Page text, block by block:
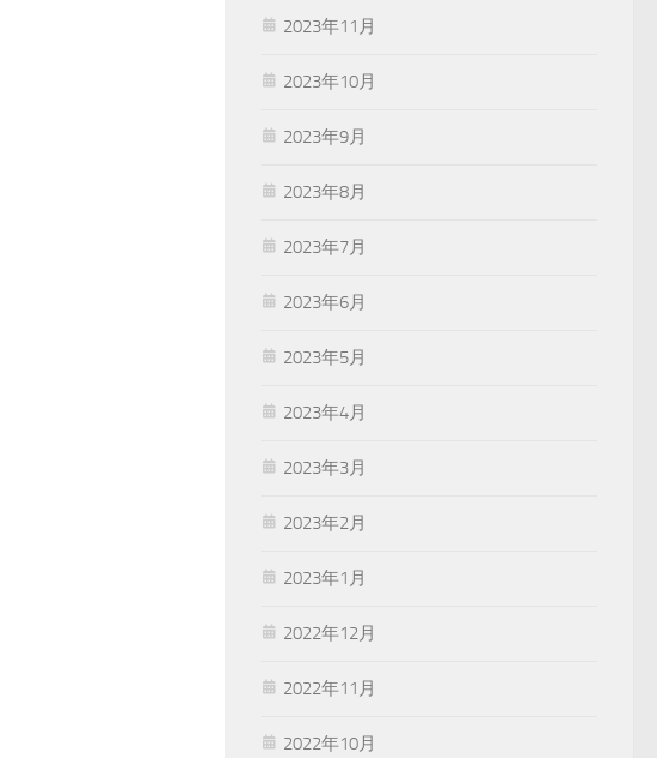
2023年11月
2023年10月
2023年9月
2023年8月
2023年7月
2023年6月
2023年5月
2023年4月
2023年3月
2023年2月
2023年1月
2022年12月
2022年11月
2022年10月